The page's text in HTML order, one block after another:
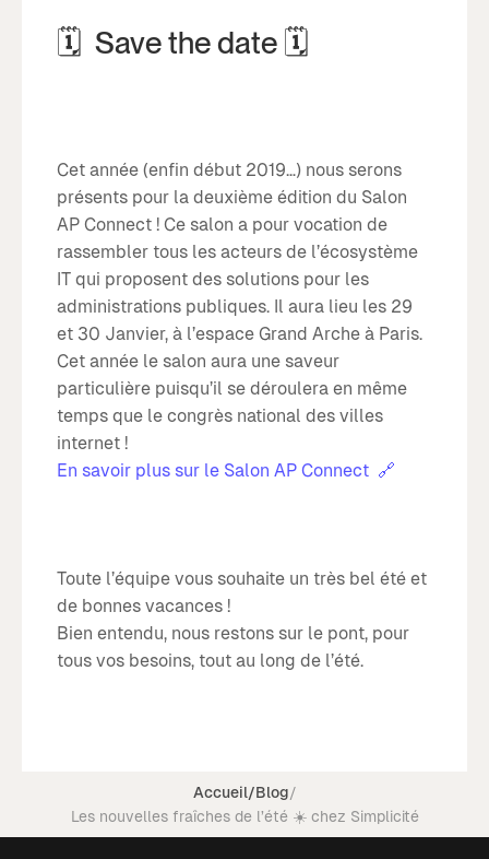
🗓 Save the date 🗓
Cet année (enfin début 2019…) nous serons
présents pour la deuxième édition du Salon
AP Connect ! Ce salon a pour vocation de
rassembler tous les acteurs de l’écosystème
IT qui proposent des solutions pour les
administrations publiques. Il aura lieu les 29
et 30 Janvier, à l’espace Grand Arche à Paris.
Cet année le salon aura une saveur
particulière puisqu’il se déroulera en même
temps que le congrès national des villes
internet !
En savoir plus sur le Salon AP Connect 🔗
Toute l’équipe vous souhaite un très bel été et
de bonnes vacances !
Bien entendu, nous restons sur le pont, pour
tous vos besoins, tout au long de l’été.
Accueil/Blog/
Les nouvelles fraîches de l’été ☀️ chez Simplicité